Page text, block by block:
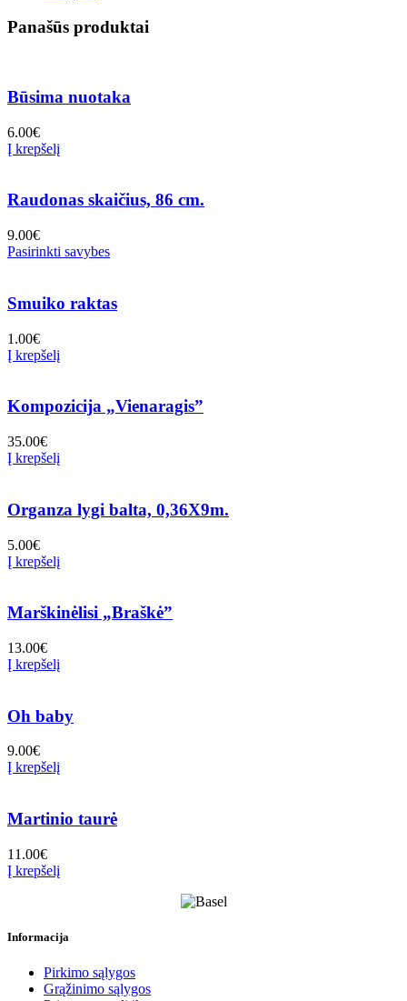
Panašūs produktai
Būsima nuotaka
6.00€
Į krepšelį
Raudonas skaičius, 86 cm.
9.00€
Pasirinkti savybes
Smuiko raktas
1.00€
Į krepšelį
Kompozicija „Vienaragis”
35.00€
Į krepšelį
Organza lygi balta, 0,36X9m.
5.00€
Į krepšelį
Marškinėlisi „Braškė”
13.00€
Į krepšelį
Oh baby
9.00€
Į krepšelį
Martinio taurė
11.00€
Į krepšelį
Informacija
Pirkimo sąlygos
Grąžinimo sąlygos